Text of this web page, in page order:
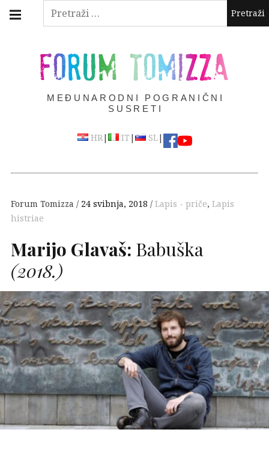
Pretraži:
Skip
FORUM TOMIZZA
MEĐUNARODNI POGRANIČNI
SUSRETI
HR| IT | SL|
navigation
Forum Tomizza 24 svibnja, 2018 Lapis - priče, Lapis
histriae
Marijo Glavaš: Babuška
(2018.)